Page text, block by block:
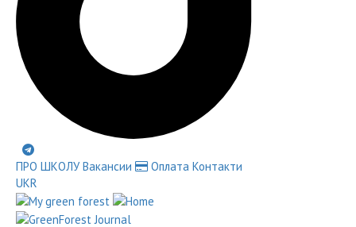
ПРО ШКОЛУ Вакансии Оплата Контакти
UKR